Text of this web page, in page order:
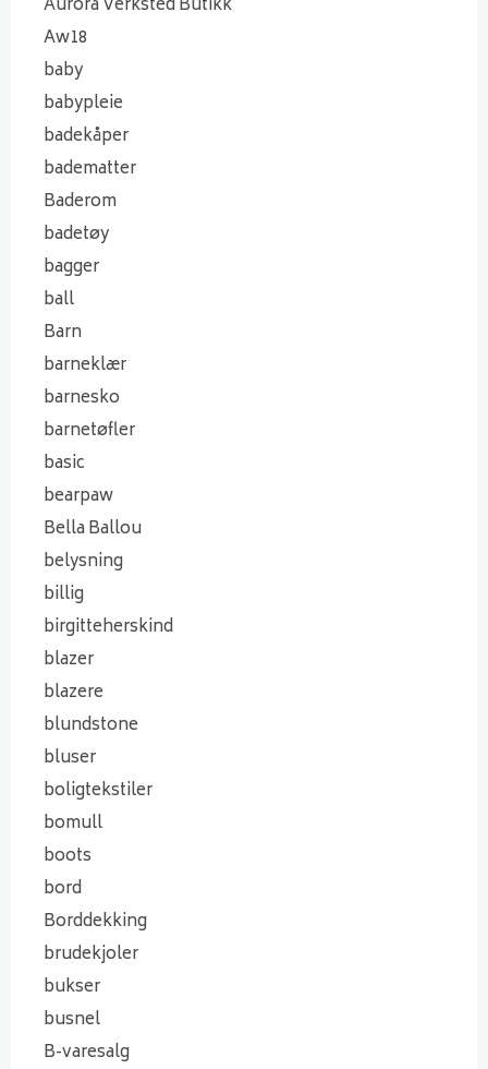
Aw18
baby
babypleie
badekåper
badematter
Baderom
badetøy
bagger
ball
Barn
barneklær
barnesko
barnetøfler
basic
bearpaw
Bella Ballou
belysning
billig
birgitteherskind
blazer
blazere
blundstone
bluser
boligtekstiler
bomull
boots
bord
Borddekking
brudekjoler
bukser
busnel
B-varesalg